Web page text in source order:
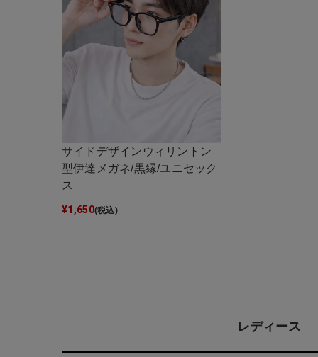
サイドデザインウィリントン
型伊達メガネ/黒縁/ユニセック
ス
¥1,650(税込)
レディース